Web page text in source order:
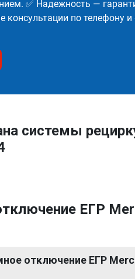
✅ Надежность —
консультации по телефону
системы
ЕГР
отключение ЕГР